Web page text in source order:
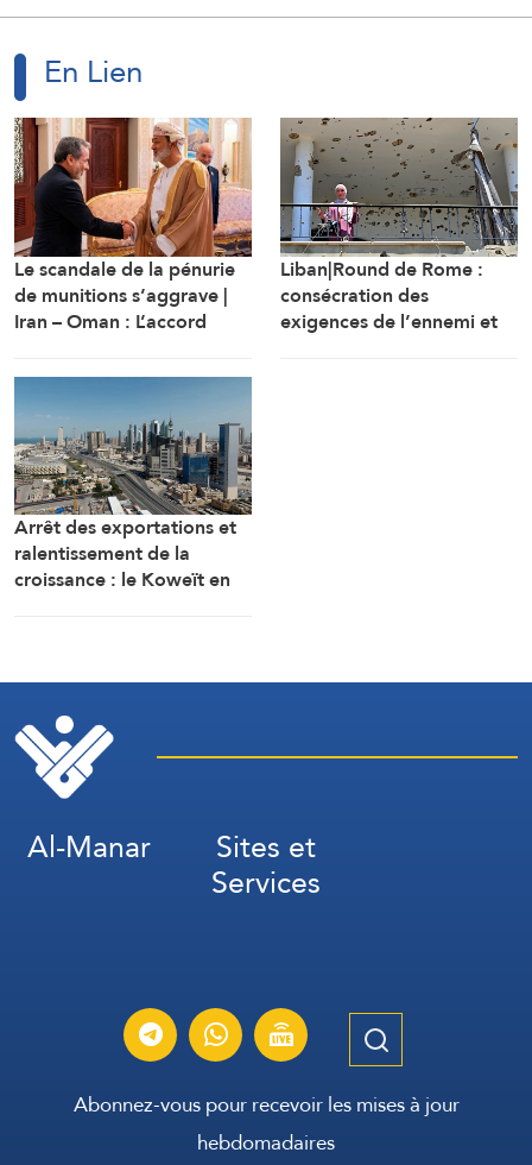
En Lien
Le scandale de la pénurie
de munitions s’aggrave |
Iran – Oman : L’accord
Liban|Round de Rome :
consécration des
exigences de l’ennemi et
Arrêt des exportations et
ralentissement de la
croissance : le Koweït en
Al-Manar Sites et
Services
Abonnez-vous pour recevoir les mises à jour
hebdomadaires